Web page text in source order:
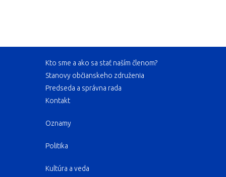
Kto sme a ako sa stať naším členom?
Stanovy občianskeho združenia
Predseda a správna rada
Kontakt
Oznamy
Politika
Kultúra a veda